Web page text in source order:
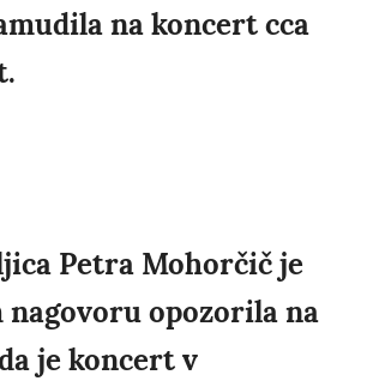
na koncert cca
Petra Mohorčič je
nagovoru opozorila na
je koncert v